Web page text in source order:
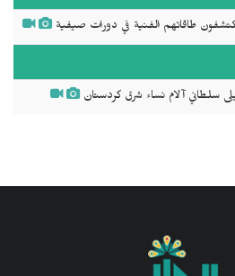
طاقاتهم الفنية في دورات صيفية
سلطاني آلام نساء شرق كردستان